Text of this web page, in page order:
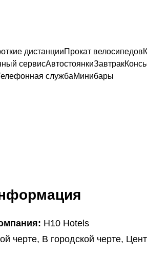
дистанцииПрокат велосипедов
сервисАвтостоянкиЗавтрак
службаМинибары
H10 Hotels
черте, В городской черте,